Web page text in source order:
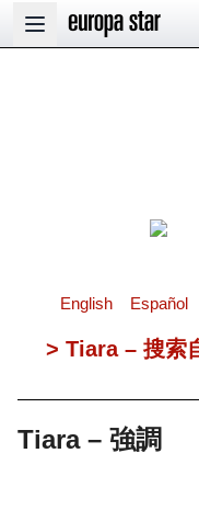
Open main menu
English Español
> Tiara – 搜索
Tiara – 強調